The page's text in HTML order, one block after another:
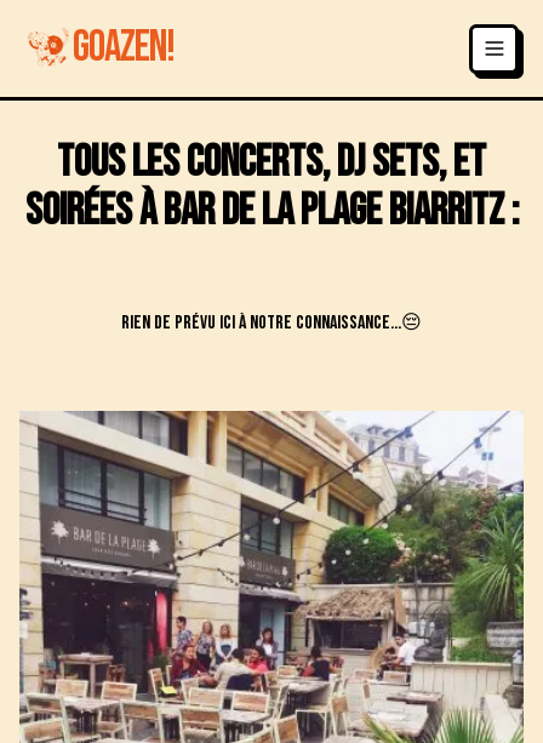
GOAZEN!
Tous les concerts, DJ sets, et
soirées àBar de la plageBiarritz:
Rien de prévu ici à notre connaissance...😔